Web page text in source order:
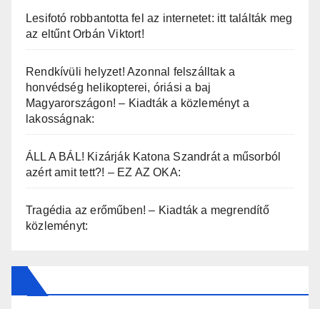
Lesifotó robbantotta fel az internetet: itt találták meg
az eltűnt Orbán Viktort!
Rendkívüli helyzet! Azonnal felszálltak a
honvédség helikopterei, óriási a baj
Magyarországon! – Kiadták a közleményt a
lakosságnak:
ÁLL A BÁL! Kizárják Katona Szandrát a műsorból
azért amit tett?! – EZ AZ OKA:
Tragédia az erőműben! – Kiadták a megrendítő
közleményt: